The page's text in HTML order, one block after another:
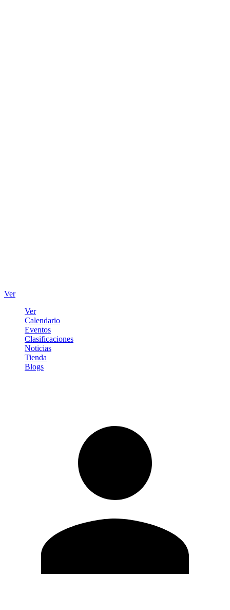
Ver
Ver
Calendario
Eventos
Clasificaciones
Noticias
Tienda
Blogs